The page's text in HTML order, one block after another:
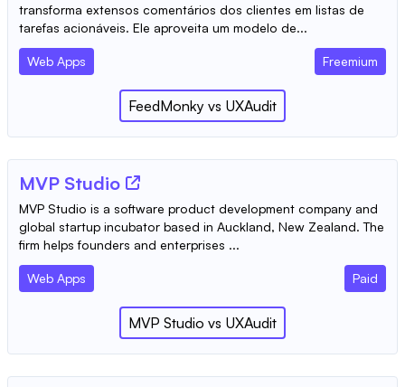
transforma extensos comentários dos clientes em listas de
tarefas acionáveis. Ele aproveita um modelo de...
Web Apps Freemium
FeedMonky vs UXAudit
MVP Studio
MVP Studio is a software product development company and
global startup incubator based in Auckland, New Zealand. The
firm helps founders and enterprises ...
Web Apps Paid
MVP Studio vs UXAudit